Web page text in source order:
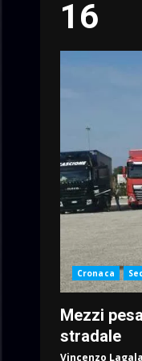
16
Cronaca
Mezzi
stradale
Vincenzo